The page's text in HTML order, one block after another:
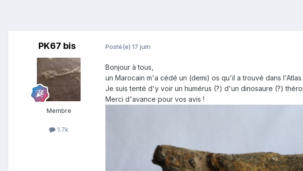
PK67 bis
Membre
1.7k
Posté(e) 17 juin
Bonjour à tous,
un Marocain m'a cédé un (demi) os qu'il a trouvé dans l'Atlas
Je suis tenté d'y voir un humérus (?) d'un dinosaure (?)
Merci d'avance pour vos avis !